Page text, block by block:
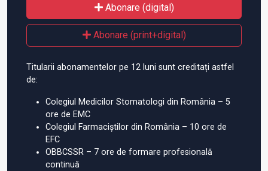
Abonare (digital)
Abonare (print+digital)
Titularii abonamentelor pe 12 luni sunt creditați astfel
de:
Colegiul Medicilor Stomatologi din România – 5
ore de EMC
Colegiul Farmaciștilor din România – 10 ore de
EFC
OBBCSSR – 7 ore de formare profesională
continuă